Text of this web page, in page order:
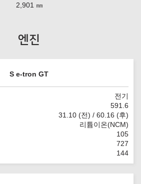
2,901 ㎜
엔진
S e-tron GT
전기
591.6
31.10 (전) / 60.16 (후)
리튬이온(NCM)
105
727
144